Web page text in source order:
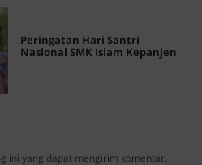
Peringatan Hari Santri
Nasional SMK Islam Kepanjen
ini yang dapat mengirim komentar.